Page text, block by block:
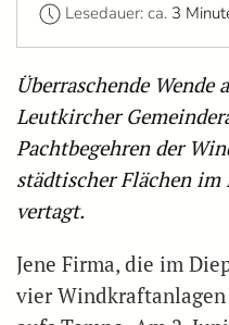
Lesedauer: ca. 3
Überraschende Wende
Leutkircher
Pachtbegehren der
städtischer Flächen im
vertagt.
Jene Firma, die im
vier